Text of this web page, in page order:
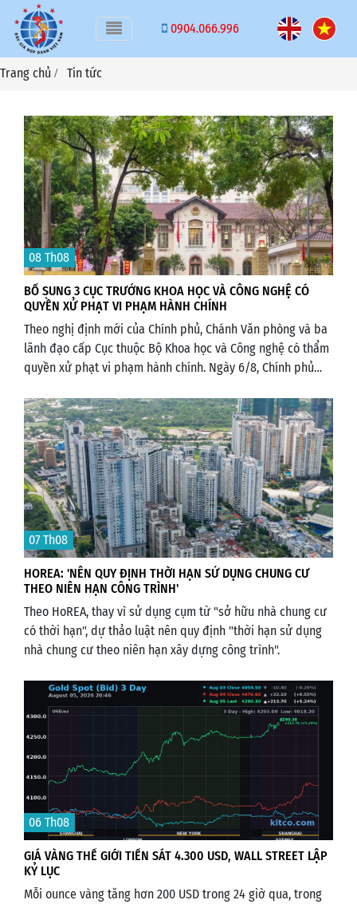
Toggle navigation
0904.066.996
Trang chủ / Tin tức
08 Th08
BỔ SUNG 3 CỤC TRƯỞNG KHOA HỌC VÀ CÔNG NGHỆ CÓ
QUYỀN XỬ PHẠT VI PHẠM HÀNH CHÍNH
Theo nghị định mới của Chính phủ, Chánh Văn phòng và ba
lãnh đạo cấp Cục thuộc Bộ Khoa học và Công nghệ có thẩm
quyền xử phạt vi phạm hành chính. Ngày 6/8, Chính phủ
của Nghị định 189/2025 về thẩm quyền xử phạt vi phạm
hành chính.
07 Th08
HOREA: 'NÊN QUY ĐỊNH THỜI HẠN SỬ DỤNG CHUNG CƯ
THEO NIÊN HẠN CÔNG TRÌNH'
Theo HoREA, thay vì sử dụng cụm từ "sở hữu nhà chung cư
có thời hạn", dự thảo luật nên quy định "thời hạn sử dụng
nhà chung cư theo niên hạn xây dựng công trình".
06 Th08
GIÁ VÀNG THẾ GIỚI TIẾN SÁT 4.300 USD, WALL STREET LẬP
KỶ LỤC
Mỗi ounce vàng tăng hơn 200 USD trong 24 giờ qua, trong